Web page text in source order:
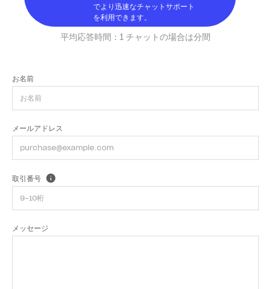
でより迅速なチャットサポート
を利用できます。
平均応答時間： 1 チャットの場合は分間
お名前
メールアドレス
取引番号
メッセージ